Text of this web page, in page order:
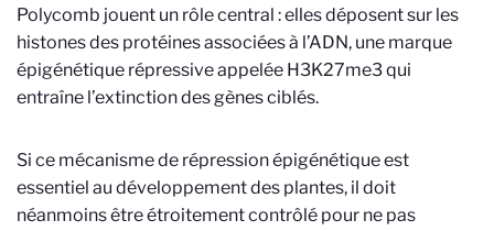
Polycomb jouent un rôle central : elles déposent sur les
histones des protéines associées à l’ADN, une marque
épigénétique répressive appelée H3K27me3 qui
entraîne l’extinction des gènes ciblés.
Si ce mécanisme de répression épigénétique est
essentiel au développement des plantes, il doit
néanmoins être étroitement contrôlé pour ne pas